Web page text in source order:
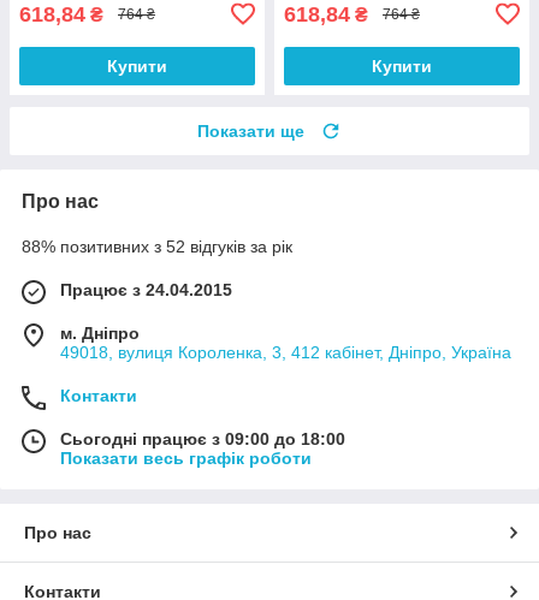
618,84 ₴ 764 ₴
Купити
618,84 ₴ 764 ₴
Купити
Показати ще
Про нас
88% позитивних з 52 відгуків за рік
Працює з 24.04.2015
м. Дніпро
49018, вулиця Короленка, 3, 412 кабінет, Дніпро, Україна
Контакти
Сьогодні працює з 09:00 до 18:00
Показати весь графік роботи
Про нас
Контакти